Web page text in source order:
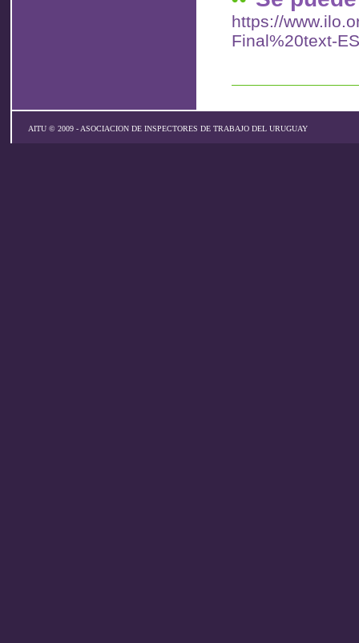
https://
Final%20text-
AITU © 2009 - ASOCIACION DE INSPECTORES DE TRABAJO DEL URUGUAY